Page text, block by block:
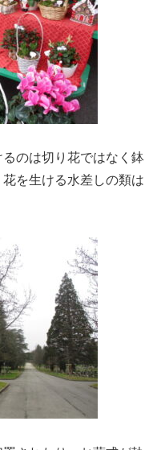
のは切り花ではなく鉢
を生ける水差しの類は